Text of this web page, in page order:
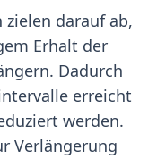
darauf ab,
Erhalt der
Dadurch
erreicht
werden.
Verlängerung